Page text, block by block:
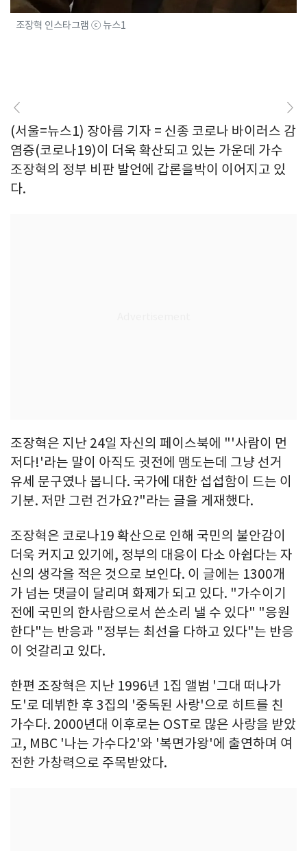
조장혁 인스타그램 ⓒ 뉴스1
(서울=뉴스1) 장아름 기자 = 신종 코로나 바이러스 감
염증(코로나19)이 더욱 확산되고 있는 가운데 가수
조장혁의 정부 비판 발언에 갑론을박이 이어지고 있
다.
조장혁은 지난 24일 자신의 페이스북에 "'사람이 먼
저다!'라는 말이 아직도 귓전에 맴도는데 그냥 선거
유세 문구였나 봅니다. 국가에 대한 섭섭함이 드는 이
기분. 저만 그런 건가요?"라는 글을 게재했다.
조장혁은 코로나19 확산으로 인해 국민의 불안감이
더욱 커지고 있기에, 정부의 대응이 다소 아쉽다는 자
신의 생각을 적은 것으로 보인다. 이 글에는 1300개
가 넘는 댓글이 달리며 화제가 되고 있다. "가수이기
전에 국민의 한사람으로서 쓴소리 낼 수 있다" "응원
한다"는 반응과 "정부는 최선을 다하고 있다"는 반응
이 엇갈리고 있다.
한편 조장혁은 지난 1996년 1집 앨범 '그대 떠나가
도'로 데뷔한 후 3집의 '중독된 사랑'으로 히트를 친
가수다. 2000년대 이후로는 OST로 많은 사랑을 받았
고, MBC '나는 가수다2'와 '복면가왕'에 출연하며 여
전한 가창력으로 주목받았다.